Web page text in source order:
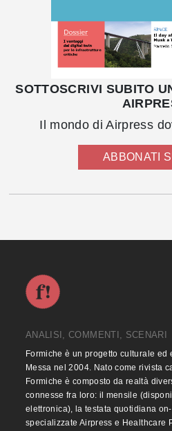
SOTTOSCRIVI SUBITO
Il mondo di Airpress
ABBONATI
ANALISI, COMMENTI, SCENARI
Formiche è un progetto culturale
Messa nel 2004. Nato come rivista
Formiche è composto da realtà
connesse fra loro: il mensile
elettronica), la testata quotidiana
specializzate Airpress e Healthcare